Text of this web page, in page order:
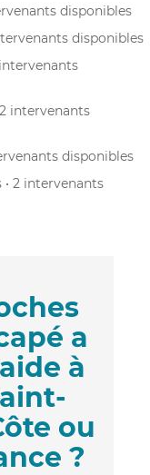
disponibles
disponibles
intervenants
2 intervenants
disponibles
• 2 intervenants
a
à
ou
?